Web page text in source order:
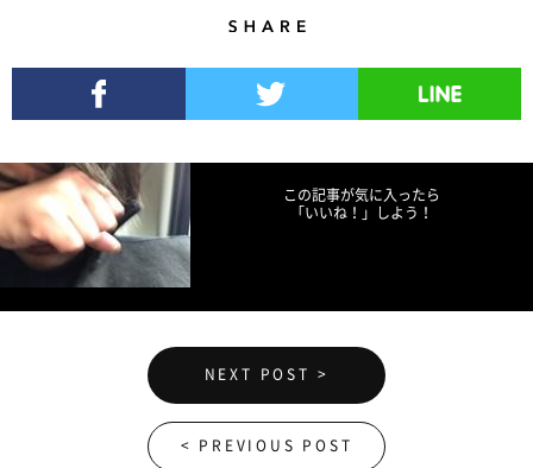
この記事が気に入ったら
「いいね！」しよう！
NEXT POST >
< PREVIOUS POST